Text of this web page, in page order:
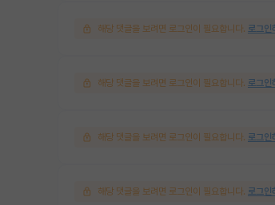
해당 댓글을 보려면 로그인이 필요합니다. 로그인
해당 댓글을 보려면 로그인이 필요합니다. 로그인
해당 댓글을 보려면 로그인이 필요합니다. 로그인
해당 댓글을 보려면 로그인이 필요합니다. 로그인